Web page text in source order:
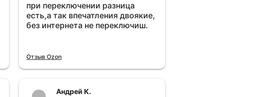
при переключении разница
есть,а так впечатления двоякие,
без интернета не переключиш.
Отзыв Ozon
Андрей К.